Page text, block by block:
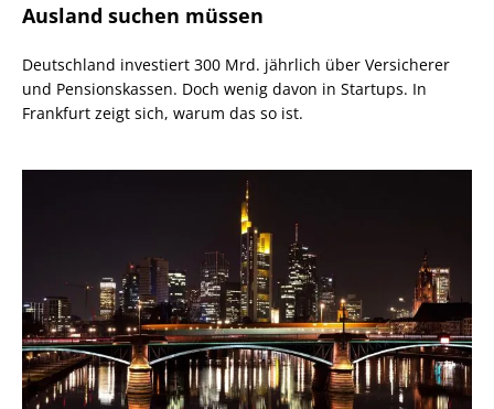
Ausland suchen müssen
Deutschland investiert 300 Mrd. jährlich über Versicherer
und Pensionskassen. Doch wenig davon in Startups. In
Frankfurt zeigt sich, warum das so ist.